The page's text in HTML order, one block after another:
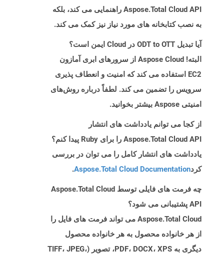
Aspose.Total Cloud API راهنمایی می کند، بلکه
به نصب کتابخانه های مورد نیاز نیز کمک می کند.
آیا تبدیل ODT to OTT در Cloud ایمن است؟
البته! Aspose Cloud از سرورهای ابری آمازون
EC2 استفاده می کند که امنیت و انعطاف پذیری
سرویس را تضمین می کند. لطفاً درباره روش‌های
امنیتی Aspose بیشتر بخوانید.
از کجا می توانم یادداشت های انتشار
Aspose.Total Cloud API را برای Ruby پیدا کنم؟
یادداشت های انتشار کامل را می توان در بررسی
کردAspose.Total Cloud Documentation
.
چه فرمت های فایلی توسط Aspose.Total Cloud
API پشتیبانی می شود؟
Aspose.Total Cloud می تواند فرمت های فایل را
از هر خانواده محصول به هر خانواده محصول
دیگری به PDF، DOCX، XPS، تصویر (TIFF، JPEG،